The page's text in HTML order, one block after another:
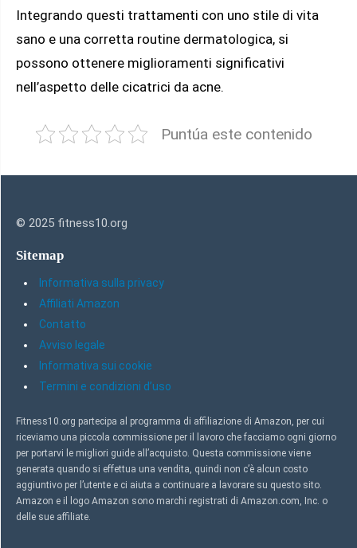
Integrando questi trattamenti con uno stile di vita
sano e una corretta routine dermatologica, si
possono ottenere miglioramenti significativi
nell’aspetto delle cicatrici da acne.
Puntúa este contenido
© 2025 fitness10.org
Sitemap
Informativa sulla privacy
Affiliati Amazon
Contatto
Avviso legale
Informativa sui cookie
Termini e condizioni d’uso
Fitness10.org partecipa al programma di affiliazione di Amazon, per cui
riceviamo una piccola commissione per il lavoro che facciamo ogni giorno
per portarvi le migliori guide all’acquisto. Questa commissione viene
generata quando si effettua una vendita, quindi non c’è alcun costo
aggiuntivo per l’utente e ci aiuta a continuare a lavorare su questo sito.
Amazon e il logo Amazon sono marchi registrati di Amazon.com, Inc. o
delle sue affiliate.